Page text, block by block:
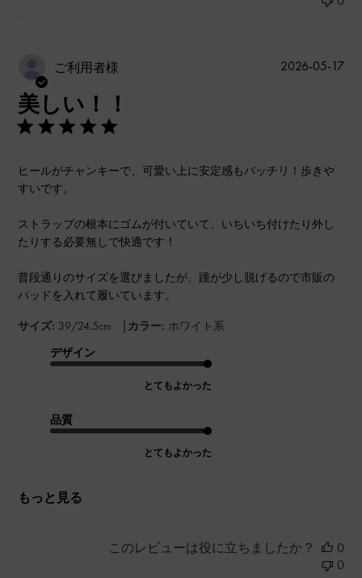
ご利用者様
美しい！！
ヒールがチャンキーで、可愛い上に安定感もバッチリ！歩きや
すいです。
ストラップの根本にゴムが付いていて、いちいち付けたり外し
たりする必要無しで快適です！
普段通りのサイズを選びましたが、踵が少し脱げるので市販の
パッドを入れて履いています。
サイズ: 39/24.5cm | カラー: ホワイト系
デザイン
とてもよかった
品質
とてもよかった
もっと見る
公
2026-05-17
このレビューは役に立ちましたか？
0
0